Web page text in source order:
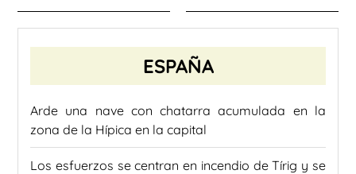
ESPAÑA
Arde una nave con chatarra acumulada en la
zona de la Hípica en la capital
Los esfuerzos se centran en incendio de Tírig y se